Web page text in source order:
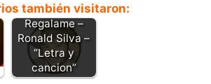
también visitaron:
Regalame –
Ronald Silva –
“Letra y
cancion”